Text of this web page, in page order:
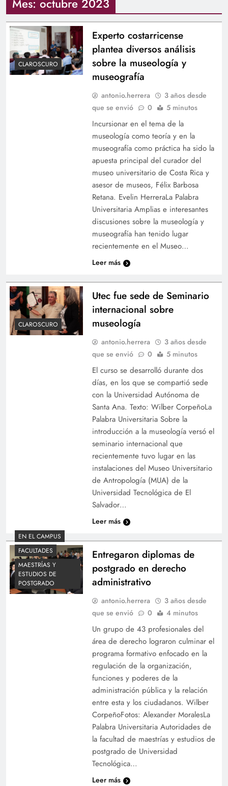
Mes: octubre 2023
CLAROSCURO
Experto costarricense
plantea diversos análisis
sobre la museología y
museografía
antonio.herrera
3 años desde
que se envió
0 5 minutos
Incursionar en el tema de la
museología como teoría y en la
museografía como práctica ha sido la
apuesta principal del curador del
museo universitario de Costa Rica y
asesor de museos, Félix Barbosa
Retana. Evelin HerreraLa Palabra
Universitaria Amplias e interesantes
discusiones sobre la museología y
museografía han tenido lugar
recientemente en el Museo…
Leer más
CLAROSCURO
Utec fue sede de Seminario
internacional sobre
museología
antonio.herrera
3 años desde
que se envió
0 5 minutos
El curso se desarrolló durante dos
días, en los que se compartió sede
con la Universidad Autónoma de
Santa Ana. Texto: Wilber CorpeñoLa
Palabra Universitaria Sobre la
introducción a la museología versó el
seminario internacional que
recientemente tuvo lugar en las
instalaciones del Museo Universitario
de Antropología (MUA) de la
Universidad Tecnológica de El
Salvador…
Leer más
EN EL CAMPUS
FACULTADES
MAESTRÍAS Y
ESTUDIOS DE
POSTGRADO
Entregaron diplomas de
postgrado en derecho
administrativo
antonio.herrera
3 años desde
que se envió
0 4 minutos
Un grupo de 43 profesionales del
área de derecho lograron culminar el
programa formativo enfocado en la
regulación de la organización,
funciones y poderes de la
administración pública y la relación
entre esta y los ciudadanos. Wilber
CorpeñoFotos: Alexander MoralesLa
Palabra Universitaria Autoridades de
la facultad de maestrías y estudios de
postgrado de Universidad
Tecnológica…
Leer más